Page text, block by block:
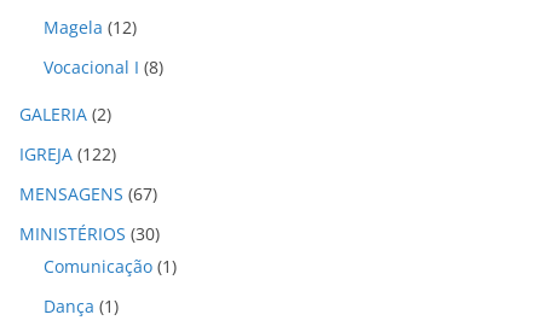
Magela (12)
Vocacional I (8)
GALERIA (2)
IGREJA (122)
MENSAGENS (67)
MINISTÉRIOS (30)
Comunicação (1)
Dança (1)